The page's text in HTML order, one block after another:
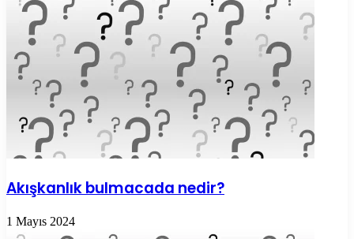
Akışkanlık bulmacada nedir?
1 Mayıs 2024